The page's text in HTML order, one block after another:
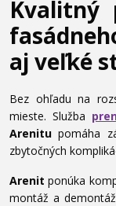
Kvalitný
aj veľké
Bez ohľadu na
mieste. Služba
Arenitu pomáha
zbytočných
Arenit ponúka
montáž a